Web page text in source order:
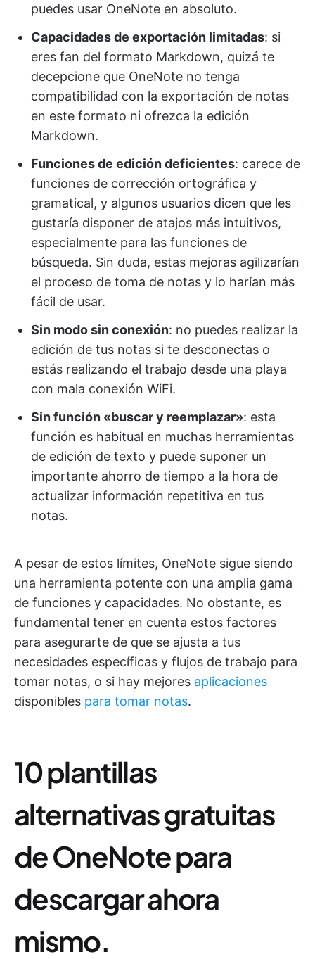
puedes usar OneNote en absoluto.
Capacidades de exportación limitadas: si
eres fan del formato Markdown, quizá te
decepcione que OneNote no tenga
compatibilidad con la exportación de notas
en este formato ni ofrezca la edición
Markdown.
Funciones de edición deficientes: carece de
funciones de corrección ortográfica y
gramatical, y algunos usuarios dicen que les
gustaría disponer de atajos más intuitivos,
especialmente para las funciones de
búsqueda. Sin duda, estas mejoras agilizarían
el proceso de toma de notas y lo harían más
fácil de usar.
Sin modo sin conexión: no puedes realizar la
edición de tus notas si te desconectas o
estás realizando el trabajo desde una playa
con mala conexión WiFi.
Sin función «buscar y reemplazar»: esta
función es habitual en muchas herramientas
de edición de texto y puede suponer un
importante ahorro de tiempo a la hora de
actualizar información repetitiva en tus
notas.
A pesar de estos límites, OneNote sigue siendo
una herramienta potente con una amplia gama
de funciones y capacidades. No obstante, es
fundamental tener en cuenta estos factores
para asegurarte de que se ajusta a tus
necesidades específicas y flujos de trabajo para
tomar notas, o si hay mejores aplicaciones
disponibles para tomar notas.
10 plantillas
alternativas gratuitas
de OneNote para
descargar ahora
mismo.